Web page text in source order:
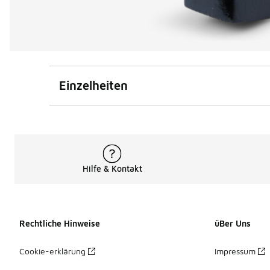
Einzelheiten
Hilfe & Kontakt
Rechtliche Hinweise
Cookie-erklärung
üBer Uns
Impressum